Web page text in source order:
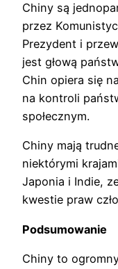
Chiny są
przez
Prezydent i
jest głową
Chin opiera się
na kontroli
społecznym.
Chiny mają
niektórymi
Japonia i Indie,
kwestie praw
Podsumowanie
Chiny to